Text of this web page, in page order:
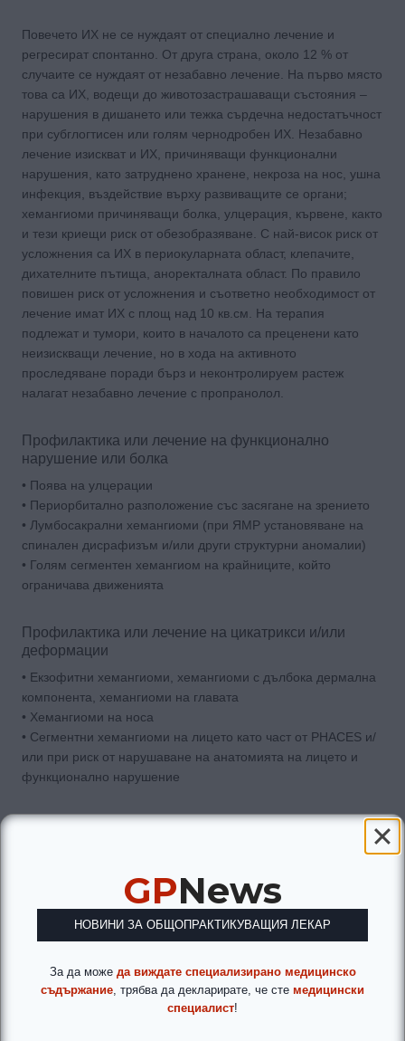
Повечето ИХ не се нуждаят от специално лечение и
регресират спонтанно. От друга страна, около 12 % от
случаите се нуждаят от незабавно лечение. На първо място
това са ИХ, водещи до животозастрашаващи състояния –
нарушения в дишането или тежка сърдечна недостатъчност
при субглогтисен или голям чернодробен ИХ. Незабавно
лечение изискват и ИХ, причиняващи функционални
нарушения, като затруднено хранене, некроза на нос, ушна
инфекция, въздействие върху развиващите се органи;
хемангиоми причиняващи болка, улцерация, кървене, както
и тези криещи риск от обезобразяване. С най-висок риск от
усложнения са ИХ в периокуларната област, клепачите,
дихателните пътища, аноректалната област. По правило
повишен риск от усложнения и съответно необходимост от
лечение имат ИХ с площ над 10 кв.см. На терапия
подлежат и тумори, които в началото са преценени като
неизискващи лечение, но в хода на активното
проследяване поради бърз и неконтролируем растеж
налагат незабавно лечение с пропранолол.
Профилактика или лечение на функционално
нарушение или болка
• Поява на улцерации
• Периорбитално разположение със засягане на зрението
• Лумбосакрални хемангиоми (при ЯМР установяване на
спинален дисрафизъм и/или други структурни аномалии)
• Голям сегментен хемангиом на крайниците, който
ограничава движенията
Профилактика или лечение на цикатрикси и/или
деформации
• Екзофитни хемангиоми, хемангиоми с дълбока дермална
компонента, хемангиоми на главата
• Хемангиоми на носа
• Сегментни хемангиоми на лицето като част от PHACES и/
или при риск от нарушаване на анатомията на лицето и
функционално нарушение
Живото-застрашаващи усложнения
Понастоящем в света единственият разрешен за употреба
щастлива случайност води до откритието, че
неселективнивният бета блокер пропранолол е ефективен в
лечението на ИХ. Кърмаче с периокуларен хемангиом е
GPNews
НОВИНИ ЗА ОБЩОПРАКТИКУВАЩИЯ ЛЕКАР
За да може да виждате специализирано медицинско
съдържание, трябва да декларирате, че сте медицински
специалист!